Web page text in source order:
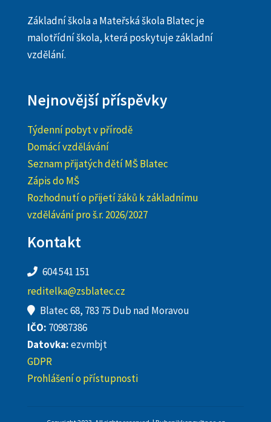
Základní škola a Mateřská škola Blatec je
malotřídní škola, která poskytuje základní
vzdělání.
Nejnovější příspěvky
Týdenní pobyt v přírodě
Domácí vzdělávání
Seznam přijatých dětí MŠ Blatec
Zápis do MŠ
Rozhodnutí o přijetí žáků k základnímu
vzdělávání pro š.r. 2026/2027
Kontakt
604 541 151
reditelka@zsblatec.cz
Blatec 68, 783 75 Dub nad Moravou
IČO: 70987386
Datovka:ezvmbjt
GDPR
Prohlášení o přístupnosti